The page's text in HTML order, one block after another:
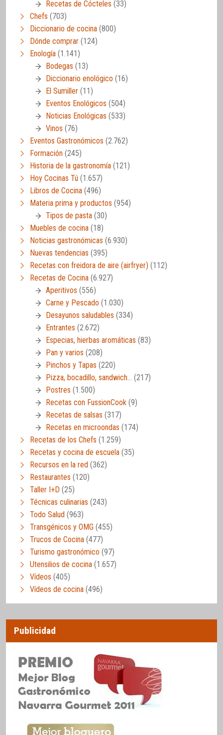
Recetas de Cócteles (33)
Chefs (703)
Diccionario de cocina (800)
Dónde comprar (124)
Enología (1.141)
Bodegas (13)
Diccionario enológico (16)
El Sumiller (11)
Eventos Enológicos (504)
Noticias Enológicas (533)
Vinos (76)
Eventos Gastronómicos (2.762)
Formación (245)
Historia de la gastronomía (121)
Hoy Cocinas Tú (1.657)
Libros de Cocina (496)
Materia prima y productos (954)
Tipos de pasta (30)
Muebles de cocina (18)
Noticias gastronómicas (6.930)
Nuevas tendencias (395)
Recetas con freidora de aire (airfryer) (112)
Recetas de Cocina (6.927)
Aperitivos (556)
Carne y Pescado (1.030)
Desayunos saludables (334)
Entrantes (2.672)
Especias, hierbas aromáticas (83)
Pan y varios (208)
Pinchos y Tapas (220)
Pizza, bocadillo, sandwich… (217)
Postres (1.500)
Recetas con FussionCook (9)
Recetas de salsas (317)
Recetas en microondas (174)
Recetas de los Chefs (1.259)
Recetas y cocina de escuela (35)
Recursos en la red (362)
Restaurantes (120)
Taller I+D (25)
Técnicas culinarias (243)
Todo Salud (963)
Transgénicos y OMG (455)
Trucos de Cocina (477)
Turismo gastronómico (97)
Utensilios de cocina (1.657)
Vídeos (405)
Vídeos de cocina (496)
Publicidad